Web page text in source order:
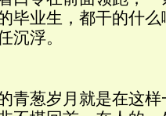
毕业生，都干的什
沉浮。
葱岁月就是在这样